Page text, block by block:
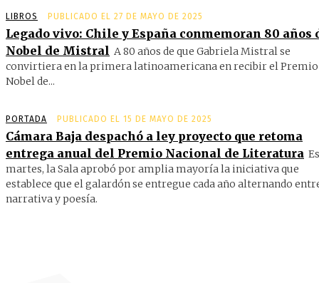
LIBROS PUBLICADO EL 27 DE MAYO DE 2025
Legado vivo: Chile y España conmemoran 80 años
Nobel de Mistral A 80 años de que Gabriela Mistral se
convirtiera en la primera latinoamericana en recibir el Premio
Nobel de...
PORTADA PUBLICADO EL 15 DE MAYO DE 2025
Cámara Baja despachó a ley proyecto que retoma
entrega anual del Premio Nacional de Literatura
martes, la Sala aprobó por amplia mayoría la iniciativa que
establece que el galardón se entregue cada año alternando
narrativa y poesía.